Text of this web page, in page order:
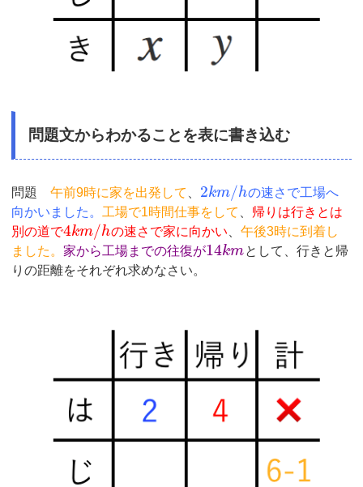
問題文からわかることを表に書き込む
問題午前9時に家を出発して 2km/hの速さで工場へ
向かいました。 工場で1時間仕事をして
帰りは行きとは
別の道で4km/hの速さで家に向かい
午後3時に到着し
ました。家から工場までの往復が14kmとして、行きと帰
りの距離をそれぞれ求めなさい。